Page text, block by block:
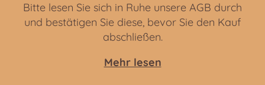
Bitte lesen Sie sich in Ruhe unsere AGB durch
und bestätigen Sie diese, bevor Sie den Kauf
abschließen.
Mehr lesen